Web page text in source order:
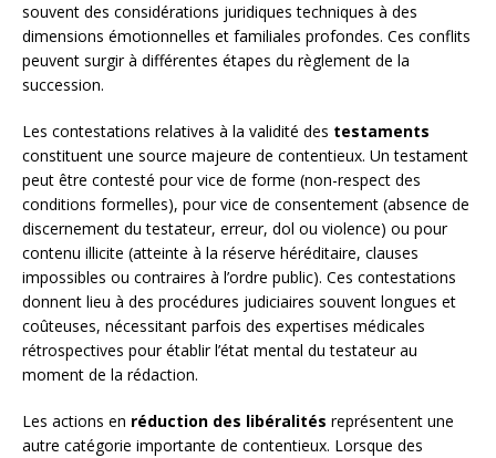
souvent des considérations juridiques techniques à des
dimensions émotionnelles et familiales profondes. Ces conflits
peuvent surgir à différentes étapes du règlement de la
succession.
Les contestations relatives à la validité des testaments
constituent une source majeure de contentieux. Un testament
peut être contesté pour vice de forme (non-respect des
conditions formelles), pour vice de consentement (absence de
discernement du testateur, erreur, dol ou violence) ou pour
contenu illicite (atteinte à la réserve héréditaire, clauses
impossibles ou contraires à l’ordre public). Ces contestations
donnent lieu à des procédures judiciaires souvent longues et
coûteuses, nécessitant parfois des expertises médicales
rétrospectives pour établir l’état mental du testateur au
moment de la rédaction.
Les actions en réduction des libéralités représentent une
autre catégorie importante de contentieux. Lorsque des